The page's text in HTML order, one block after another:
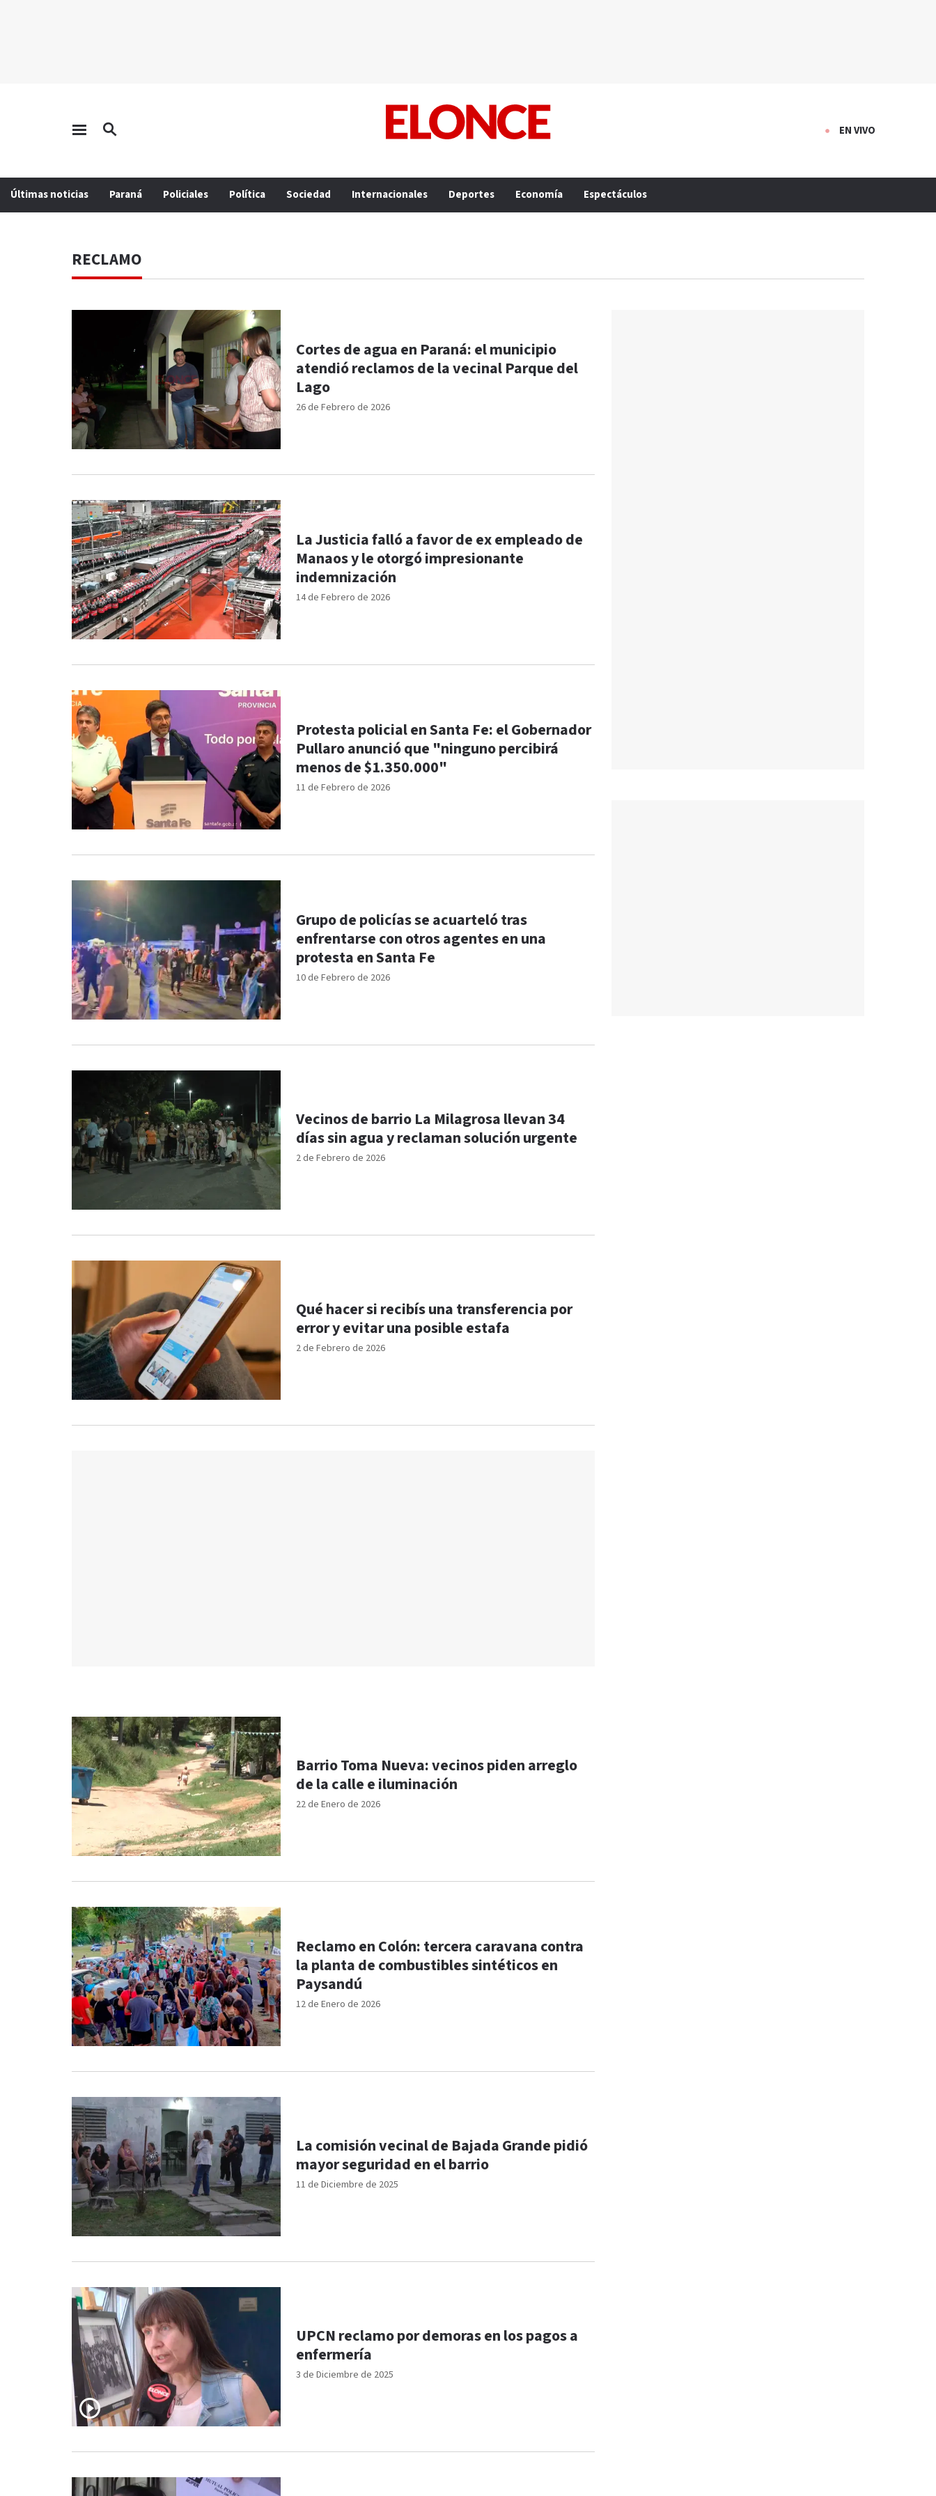
EN VIVO
Últimas noticias Paraná Policiales Política Sociedad Internacionales Deportes Economía Espectáculos
RECLAMO
26 de Febrero de 2026
Cortes de agua en Paraná: el municipio
atendió reclamos de la vecinal Parque del
Lago
14 de Febrero de 2026
La Justicia falló a favor de ex empleado de
Manaos y le otorgó impresionante
indemnización
11 de Febrero de 2026
Protesta policial en Santa Fe: el Gobernador
Pullaro anunció que "ninguno percibirá
menos de $1.350.000"
10 de Febrero de 2026
Grupo de policías se acuarteló tras
enfrentarse con otros agentes en una
protesta en Santa Fe
2 de Febrero de 2026
Vecinos de barrio La Milagrosa llevan 34
días sin agua y reclaman solución urgente
2 de Febrero de 2026
Qué hacer si recibís una transferencia por
error y evitar una posible estafa
22 de Enero de 2026
Barrio Toma Nueva: vecinos piden arreglo
de la calle e iluminación
12 de Enero de 2026
Reclamo en Colón: tercera caravana contra
la planta de combustibles sintéticos en
Paysandú
11 de Diciembre de 2025
La comisión vecinal de Bajada Grande pidió
mayor seguridad en el barrio
3 de Diciembre de 2025
UPCN reclamo por demoras en los pagos a
enfermería